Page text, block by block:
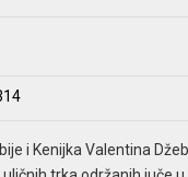
i Kenijka Valentina